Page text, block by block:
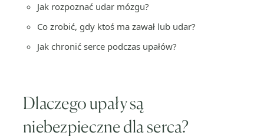
Jak rozpoznać udar mózgu?
Co zrobić, gdy ktoś ma zawał lub udar?
Jak chronić serce podczas upałów?
Dlaczego upały są
niebezpieczne dla serca?